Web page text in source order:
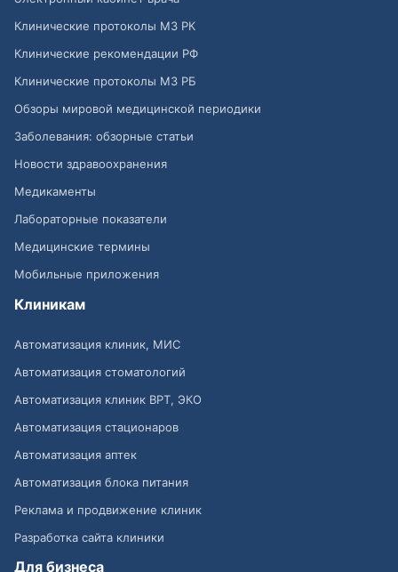
Клинические протоколы МЗ РК
Клинические рекомендации РФ
Клинические протоколы МЗ РБ
Обзоры мировой медицинской периодики
Заболевания: обзорные статьи
Новости здравоохранения
Медикаменты
Лабораторные показатели
Медицинские термины
Мобильные приложения
Клиникам
Автоматизация клиник, МИС
Автоматизация стоматологий
Автоматизация клиник ВРТ, ЭКО
Автоматизация стационаров
Автоматизация аптек
Автоматизация блока питания
Реклама и продвижение клиник
Разработка сайта клиники
Для бизнеса